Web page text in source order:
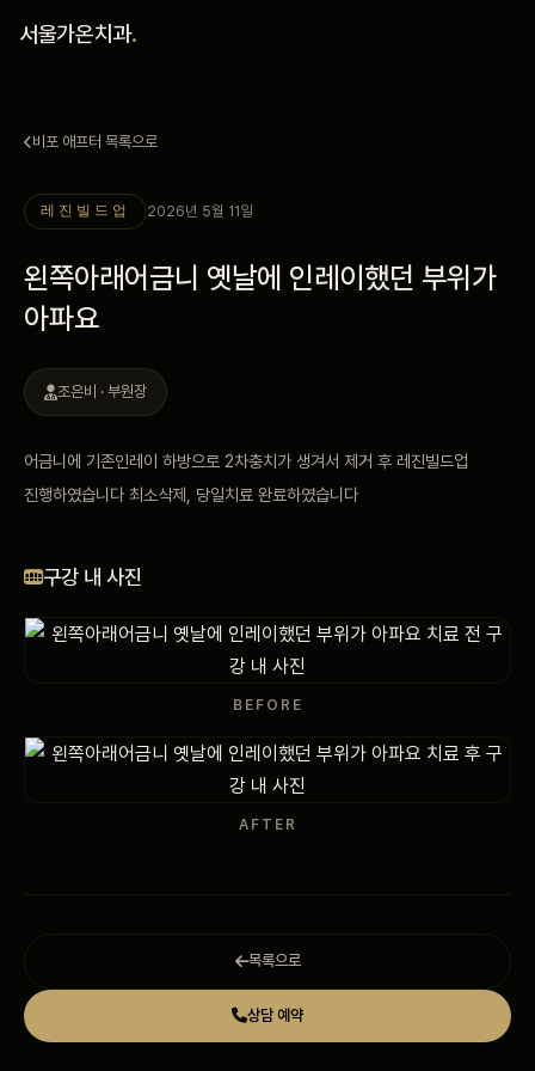
서울가온치과.
커뮤니티
안내
블로그
비포 애프터
공지사항
자주 묻는 질문
회원가입 / 로그인
비포 애프터 목록으로
레진빌드업 2026년 5월 11일
왼쪽아래어금니 옛날에 인레이했던 부위가
아파요
조은비 · 부원장
어금니에 기존인레이 하방으로 2차충치가 생겨서 제거 후 레진빌드업
진행하였습니다 최소삭제, 당일치료 완료하였습니다
구강 내 사진
BEFORE
AFTER
목록으로
상담 예약